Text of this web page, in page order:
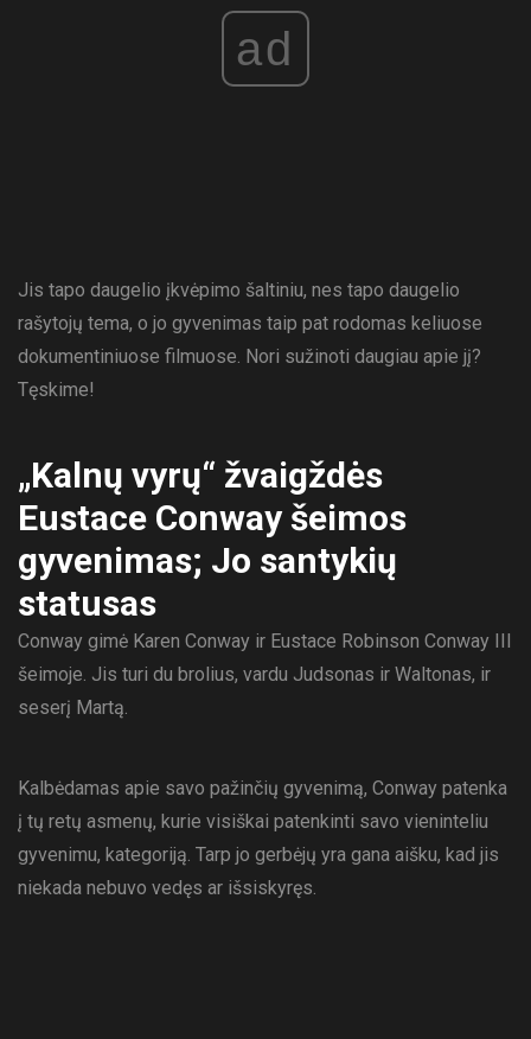
ad
Jis tapo daugelio įkvėpimo šaltiniu, nes tapo daugelio
rašytojų tema, o jo gyvenimas taip pat rodomas keliuose
dokumentiniuose filmuose. Nori sužinoti daugiau apie jį?
Tęskime!
„Kalnų vyrų“ žvaigždės
Eustace Conway šeimos
gyvenimas; Jo santykių
statusas
Conway gimė Karen Conway ir Eustace Robinson Conway III
šeimoje. Jis turi du brolius, vardu Judsonas ir Waltonas, ir
seserį Martą.
Kalbėdamas apie savo pažinčių gyvenimą, Conway patenka
į tų retų asmenų, kurie visiškai patenkinti savo vieninteliu
gyvenimu, kategoriją. Tarp jo gerbėjų yra gana aišku, kad jis
niekada nebuvo vedęs ar išsiskyręs.